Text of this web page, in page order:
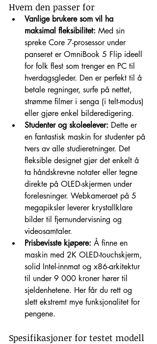
Hvem den passer for
Vanlige brukere som vil ha
maksimal fleksibilitet: Med sin
spreke Core 7-prosessor under
panseret er OmniBook 5 Flip ideell
for folk flest som trenger en PC til
hverdagsgleder. Den er perfekt til å
betale regninger, surfe på nettet,
strømme filmer i senga (i telt-modus)
eller gjøre enkel bilderedigering.
Studenter og skoleelever: Dette er
en fantastisk maskin for studenter på
tvers av alle studieretninger. Det
fleksible designet gjør det enkelt å
ta håndskrevne notater eller tegne
direkte på OLED-skjermen under
forelesninger. Webkameraet på 5
megapiksler leverer krystallklare
bilder til fjernundervisning og
videosamtaler.
Prisbevisste kjøpere: Å finne en
maskin med 2K OLED-touchskjerm,
solid Intel-innmat og x86-arkitektur
til under 9 000 kroner hører til
sjeldenhetene. Her får du rett og
slett ekstremt mye funksjonalitet for
pengene.
Spesifikasjoner for testet modell